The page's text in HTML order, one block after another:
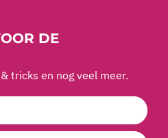
tricks en nog veel meer.